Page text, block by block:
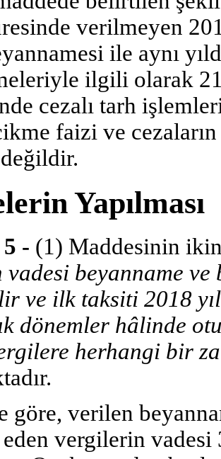
verilmeyen
ile aynı
ilgili olarak
cezalı tarh
faizi ve
Yapılması
- (1) Maddesinin
beyanname
ve ilk taksiti 2018
dönemler hâlinde
herhangi bir
göre, verilen
vergilerin